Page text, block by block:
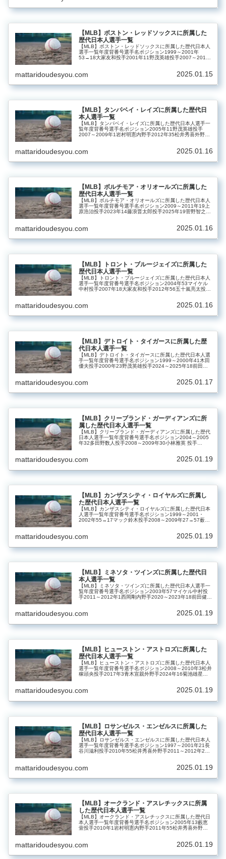
【MLB】ボストン・レッドソックスに所属した
歴代日本人選手一覧
【MLB】ボストン・レッドソックスに所属した歴代日本人
選手一覧年度背番号選手名ポジション1999～2001年
53→18大家友和投手2001年11野茂英雄投手2007～2011
mattaridoudesyou.com 2025.01.15
【MLB】タンパベイ・レイズに所属した歴代日
本人選手一覧
【MLB】タンパベイ・レイズに所属した歴代日本人選手一
覧年度背番号選手名ポジション2005年11野茂英雄投手
2007～2009年1岩村明憲内野手2012年35松井秀喜外野手
mattaridoudesyou.com 2025.01.16
【MLB】ボルチモア・オリオールズに所属した
歴代日本人選手一覧
【MLB】ボルチモア・オリオールズに所属した歴代日本人
選手一覧年度背番号選手名ポジション2009～2011年19上
原浩治投手2023年14藤浪晋太郎投手2025年19菅野智之投
mattaridoudesyou.com 2025.01.16
【MLB】トロント・ブルージェイズに所属した
歴代日本人選手一覧
【MLB】トロント・ブルージェイズに所属した歴代日本人
選手一覧年度背番号選手名ポジション2004年53マイケル
中村投手2007年18大家友和投手2012年56五十嵐亮太投手
mattaridoudesyou.com 2025.01.16
【MLB】デトロイト・タイガースに所属した歴
代日本人選手一覧
【MLB】デトロイト・タイガースに所属した歴代日本人選
手一覧年度背番号選手名ポジション1999～2000年41木田
優夫投手2000年23野茂英雄投手2024～2025年18前田健
mattaridoudesyou.com 2025.01.17
【MLB】クリーブランド・ガーディアンズに所
属した歴代日本人選手一覧
【MLB】クリーブランド・ガーディアンズに所属した歴代
日本人選手一覧年度背番号選手名ポジション2004～2005
年32多田野数人投手2008～2009年30小林雅英 投手
mattaridoudesyou.com 2025.01.19
【MLB】カンザスシティ・ロイヤルズに所属し
た歴代日本人選手一覧
【MLB】カンザスシティ・ロイヤルズに所属した歴代日本
人選手一覧年度背番号選手名ポジション1999～2001・
2002年55→17マック鈴木投手2008～2009年27→57薮田
mattaridoudesyou.com 2025.01.19
【MLB】ミネソタ・ツインズに所属した歴代日
本人選手一覧
【MLB】ミネソタ・ツインズに所属した歴代日本人選手一
覧年度背番号選手名ポジション2003年57マイケル中村投
手2011～2012年1西岡剛内野手2020～2023年18前田健太
mattaridoudesyou.com 2025.01.19
【MLB】ヒューストン・アストロズに所属した
歴代日本人選手一覧
【MLB】ヒューストン・アストロズに所属した歴代日本人
選手一覧年度背番号選手名ポジション2008～2010年3松井
稼頭央投手2017年3青木宣親外野手2024年16菊池雄星投
mattaridoudesyou.com 2025.01.19
【MLB】ロサンゼルス・エンゼルスに所属した
歴代日本人選手一覧
【MLB】ロサンゼルス・エンゼルスに所属した歴代日本人
選手一覧年度背番号選手名ポジション1997～2001年21長
谷川滋利投手2010年55松井秀喜外野手2011～2012年21
mattaridoudesyou.com 2025.01.19
【MLB】オークランド・アスレチックスに所属
した歴代日本人選手一覧
【MLB】オークランド・アスレチックスに所属した歴代日
本人選手一覧年度背番号選手名ポジション2005年13藪恵
壹投手2010年1岩村明憲内野手2011年55松井秀喜外野手
mattaridoudesyou.com 2025.01.19